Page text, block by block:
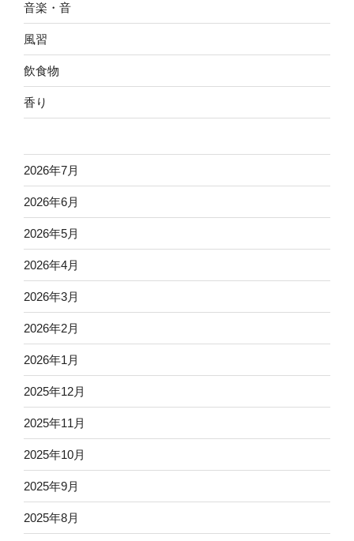
音楽・音
風習
飲食物
香り
2026年7月
2026年6月
2026年5月
2026年4月
2026年3月
2026年2月
2026年1月
2025年12月
2025年11月
2025年10月
2025年9月
2025年8月